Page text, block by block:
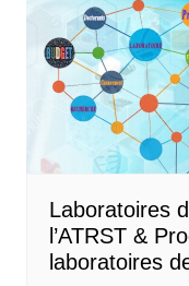
Laboratoires
l’ATRST &
laboratoires